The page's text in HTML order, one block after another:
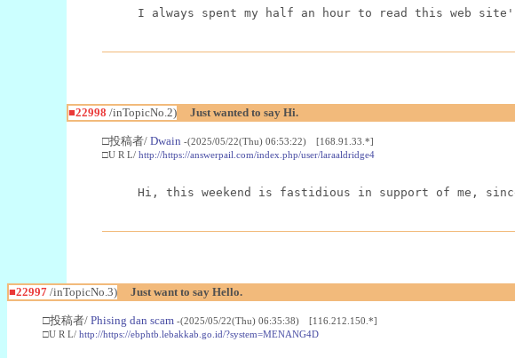
I always spent my half an hour to read this web
■22998 /inTopicNo.2) Just wanted to say Hi.
□投稿者/ Dwain -(2025/05/22(Thu) 06:53:22) [168.91.33.*]
□U R L/ http://https://answerpail.com/index.php/user/laraaldridge4
Hi, this weekend is fastidious in support of me,
■22997 /inTopicNo.3) Just want to say Hello.
□投稿者/ Phising dan scam -(2025/05/22(Thu) 06:35:38) [116.212.150.*]
□U R L/ http://https://ebphtb.lebakkab.go.id/?system=MENANG4D